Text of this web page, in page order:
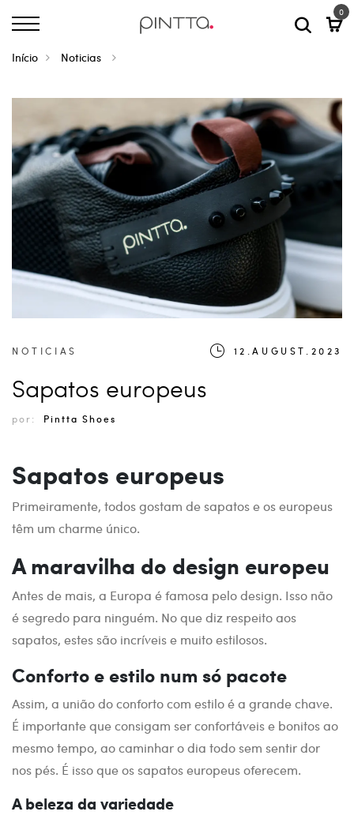
0
Início Noticias
NOTICIAS 12.AUGUST.2023
Sapatos europeus
por: Pintta Shoes
Sapatos europeus
Primeiramente, todos gostam de sapatos e os europeus
têm um charme único.
A maravilha do design europeu
Antes de mais, a Europa é famosa pelo design. Isso não
é segredo para ninguém. No que diz respeito aos
sapatos, estes são incríveis e muito estilosos.
Conforto e estilo num só pacote
Assim, a união do conforto com estilo é a grande chave.
É importante que consigam ser confortáveis e bonitos ao
mesmo tempo, ao caminhar o dia todo sem sentir dor
nos pés. É isso que os sapatos europeus oferecem.
A beleza da variedade